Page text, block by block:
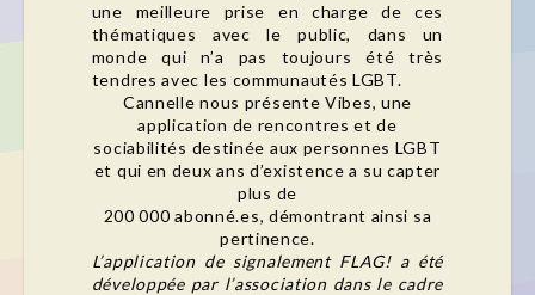
une meilleure prise en charge de ces
thématiques avec le public, dans un
monde qui n’a pas toujours été très
tendres avec les communautés LGBT.
Cannelle nous présente Vibes, une
application de rencontres et de
sociabilités destinée aux personnes LGBT
et qui en deux ans d’existence a su capter
plus de
200 000 abonné.es, démontrant ainsi sa
pertinence.
L’application de signalement FLAG! a été
développée par l’association dans le cadre